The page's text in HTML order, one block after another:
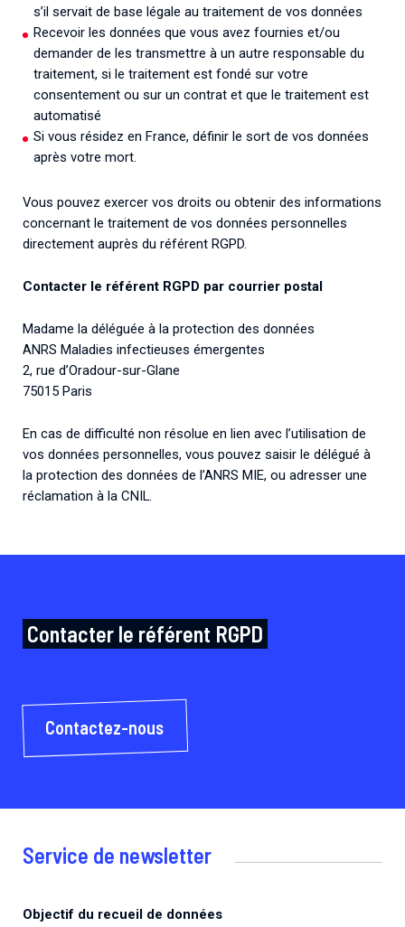
s’il servait de base légale au traitement de vos données
Recevoir les données que vous avez fournies et/ou
demander de les transmettre à un autre responsable du
traitement, si le traitement est fondé sur votre
consentement ou sur un contrat et que le traitement est
automatisé
Si vous résidez en France, définir le sort de vos données
après votre mort.
Vous pouvez exercer vos droits ou obtenir des informations
concernant le traitement de vos données personnelles
directement auprès du référent RGPD.
Contacter le référent RGPD par courrier postal
Madame la déléguée à la protection des données
ANRS Maladies infectieuses émergentes
2, rue d’Oradour-sur-Glane
75015 Paris
En cas de difficulté non résolue en lien avec l’utilisation de
vos données personnelles, vous pouvez saisir le délégué à
la protection des données de l’ANRS MIE, ou adresser une
réclamation à la CNIL.
Contacter le référent RGPD
Contactez-nous
Service de newsletter
Objectif du recueil de données